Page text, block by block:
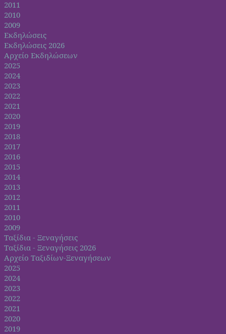
2011
2010
2009
Εκδηλώσεις
Εκδηλώσεις 2026
Αρχείο Εκδηλώσεων
2025
2024
2023
2022
2021
2020
2019
2018
2017
2016
2015
2014
2013
2012
2011
2010
2009
Ταξίδια - Ξεναγήσεις
Ταξίδια - Ξεναγήσεις 2026
Αρχείο Ταξιδίων-Ξεναγήσεων
2025
2024
2023
2022
2021
2020
2019